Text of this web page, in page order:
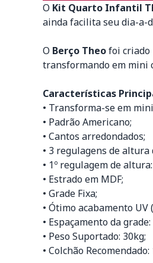
O Kit Quarto Infantil
ainda facilita seu dia-a-
O Berço Theofoi criado
transformando em mini
Características
• Transforma-se em
• Padrão Americano;
• Cantos arredondados;
• 3 regulagens de altura
• 1º regulagem de
• Estrado em MDF;
• Grade Fixa;
• Ótimo acabamento UV
• Espaçamento da grade:
• Peso Suportado: 30kg;
• Colchão